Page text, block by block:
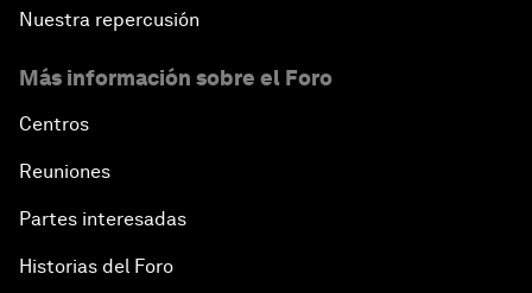
Nuestra repercusión
Más información sobre el Foro
Centros
Reuniones
Partes interesadas
Historias del Foro